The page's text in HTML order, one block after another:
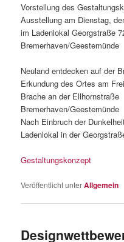
Vorstellung des
Ausstellung am Dienstag,
im Ladenlokal Georgstraße
Bremerhaven/Geestemünde
Neuland entdecken auf der
Erkundung des Ortes am
Brache an der Ellhornstraße
Bremerhaven/Geestemünde
Nach Einbruch der
Ladenlokal in der
Gestaltungskonzept
Veröffentlicht unterAllgemein